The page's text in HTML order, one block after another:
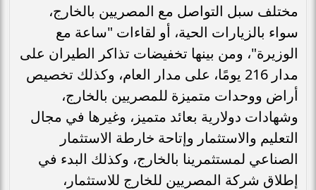
مختلف سبل التواصل مع المصريين بالخارج،
سواء بالزيارات الحية، أو لقاءات "ساعة مع
الوزيرة"، ومن بينها تخفيضات تذاكر الطيران على
مدار 216 يومًا، على مدار العام، وكذلك تخصيص
أراض ووحدات متميزة للمصريين بالخارج،
وشهادات دولارية بعائد متميز، وغيرها في مجال
التعليم والاستثمار وإتاحة خارطة الاستثمار
الصناعي لمستثمرينا بالخارج، وكذلك البدء في
إطلاق شركة المصريين للخارج للاستثمار،